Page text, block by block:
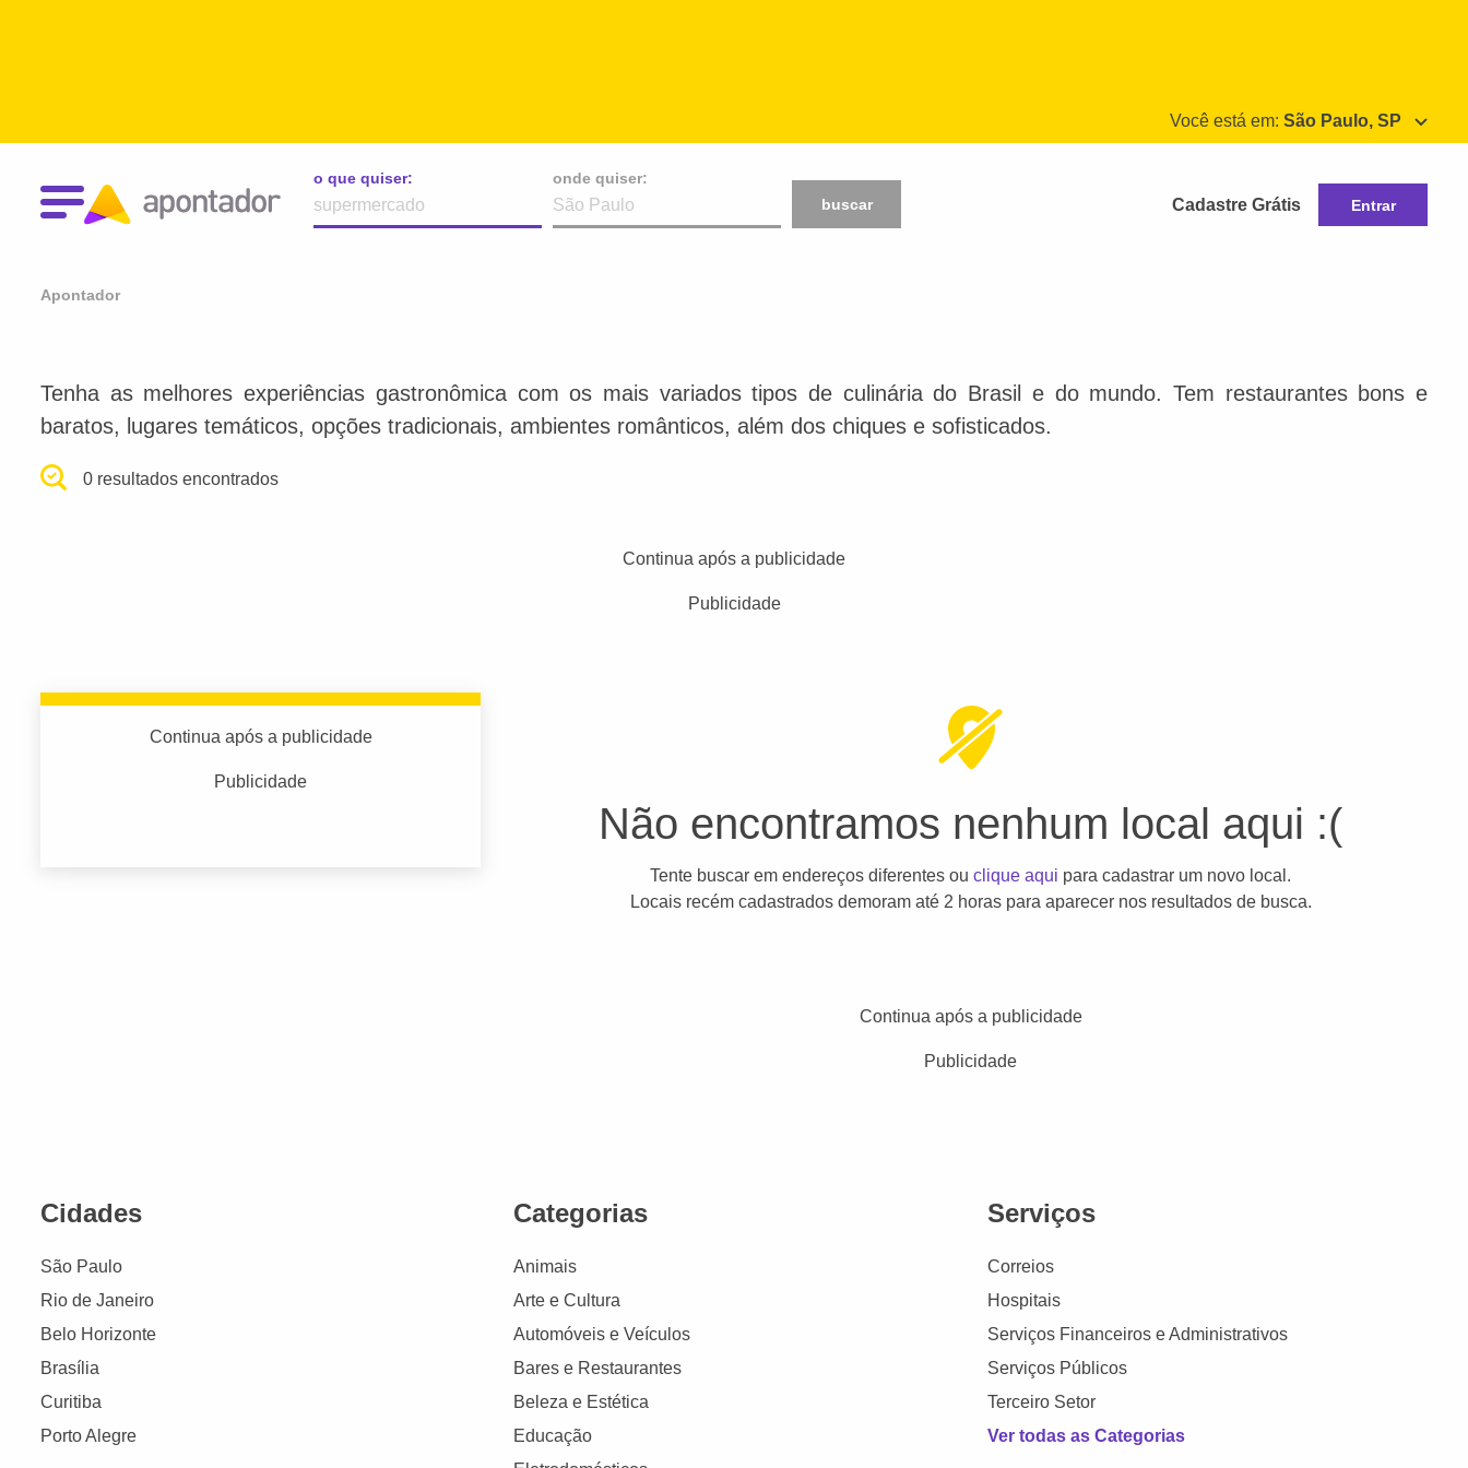
Você está em: São Paulo, SP
o que quiser:
onde quiser:
buscar
Cadastre Grátis Entrar
Apontador
Tenha as melhores experiências gastronômica com os mais variados tipos de culinária do Brasil e do mundo. Tem restaurantes bons e
baratos, lugares temáticos, opções tradicionais, ambientes românticos, além dos chiques e sofisticados.
0 resultados encontrados
Continua após a publicidade
Publicidade
Continua após a publicidade
Publicidade
Não encontramos nenhum local aqui :(
Tente buscar em endereços diferentes ouclique aqui para cadastrar um novo local.
Locais recém cadastrados demoram até 2 horas para aparecer nos resultados de busca.
Continua após a publicidade
Publicidade
Cidades
São Paulo
Rio de Janeiro
Belo Horizonte
Brasília
Curitiba
Porto Alegre
Categorias
Animais
Arte e Cultura
Automóveis e Veículos
Bares e Restaurantes
Beleza e Estética
Educação
Serviços
Correios
Hospitais
Serviços Financeiros e Administrativos
Serviços Públicos
Terceiro Setor
Ver todas as Categorias